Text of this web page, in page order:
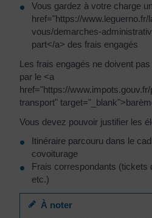
Vous gardez à votre charge
href="https://www.leguerno.fr/
vous/demarches-
part</a> des frais engagés
Les frais engagés ne doivent
par le <a
href="https://
transport"
Vous devez pouvoir justifier les
Itinéraire parcouru dans le
covoiturage
Frais correspondants (tickets
etc.)
À noter